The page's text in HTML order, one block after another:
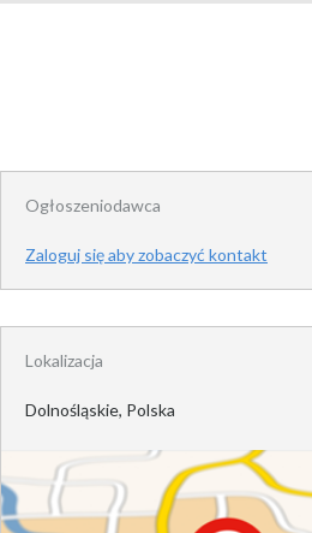
Ogłoszeniodawca
Zaloguj się aby zobaczyć kontakt
Lokalizacja
Dolnośląskie, Polska